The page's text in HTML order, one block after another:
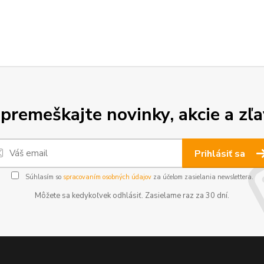
novinky, akcie a
Prihlásiť sa
Súhlasím so spracovaním osobných údajovza účelom zasielania newslettera.
Môžete sa kedykoľvek odhlásiť. Zasielame raz za 30 dní.